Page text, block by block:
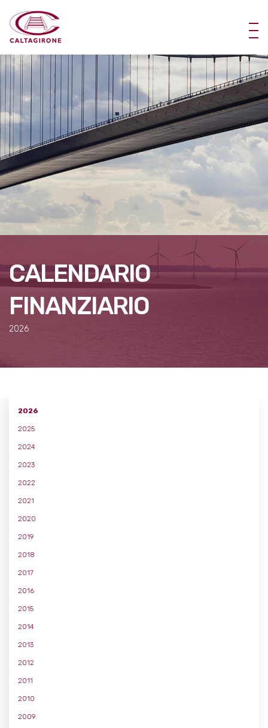
CALENDARIO
FINANZIARIO
2026
2026
2025
2024
2023
2022
2021
2020
2019
2018
2017
2016
2015
2014
2013
2012
2011
2010
2009